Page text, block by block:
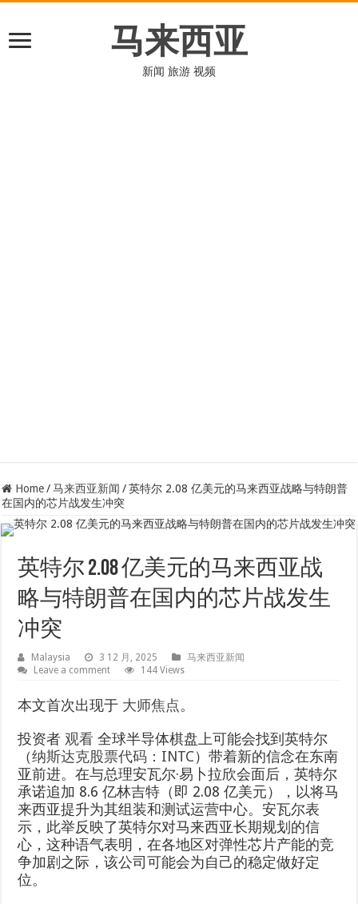
马来西亚
新闻 旅游 视频
Home / 马来西亚新闻 / 英特尔 2.08 亿美元的马来西亚战略与特朗普
在国内的芯片战发生冲突
英特尔 2.08 亿美元的马来西亚战
略与特朗普在国内的芯片战发生
冲突
Malaysia 3 12 月, 2025
马来西亚新闻
Leave a comment
144 Views
本文首次出现于 大师焦点。
投资者 观看 全球半导体棋盘上可能会找到英特尔
（纳斯达克股票代码：INTC）带着新的信念在东南
亚前进。在与总理安瓦尔·易卜拉欣会面后，英特尔
承诺追加 8.6 亿林吉特（即 2.08 亿美元），以将马
来西亚提升为其组装和测试运营中心。安瓦尔表
示，此举反映了英特尔对马来西亚长期规划的信
心，这种语气表明，在各地区对弹性芯片产能的竞
争加剧之际，该公司可能会为自己的稳定做好定
位。